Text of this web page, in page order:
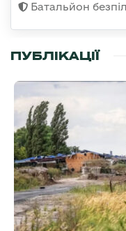
Батальйон
ПУБЛІКАЦІЇ